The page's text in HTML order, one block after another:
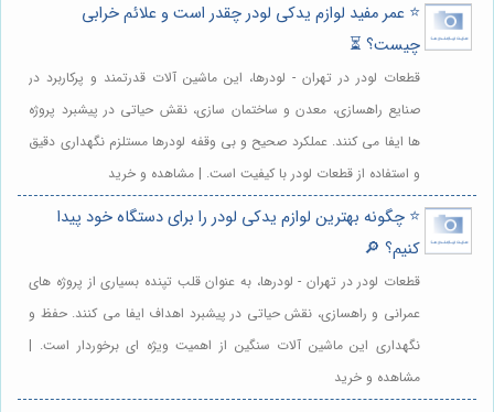
⭐️ عمر مفید لوازم یدکی لودر چقدر است و علائم خرابی
چیست؟ ⏳
قطعات لودر در تهران - لودرها، این ماشین آلات قدرتمند و پرکاربرد در
صنایع راهسازی، معدن و ساختمان سازی، نقش حیاتی در پیشبرد پروژه
ها ایفا می کنند. عملکرد صحیح و بی وقفه لودرها مستلزم نگهداری دقیق
و استفاده از قطعات لودر با کیفیت است. | مشاهده و خرید
⭐️ چگونه بهترین لوازم یدکی لودر را برای دستگاه خود پیدا
کنیم؟ 🔎
قطعات لودر در تهران - لودرها، به عنوان قلب تپنده بسیاری از پروژه های
عمرانی و راهسازی، نقش حیاتی در پیشبرد اهداف ایفا می کنند. حفظ و
نگهداری این ماشین آلات سنگین از اهمیت ویژه ای برخوردار است. |
مشاهده و خرید